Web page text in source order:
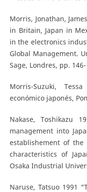
Morris, Jonathan,
in Britain, Japan in
in the electronics
Global Management.
Sage, Londres, pp.
Morris-Suzuki,
económico japonés,
Nakase, Toshikazu
management into
establishement of
characteristics of
Osaka Industrial
Naruse, Tatsuo 1991